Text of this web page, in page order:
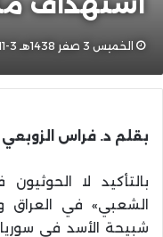
الخميس 3 صفر 1438هـ 3-11-2016م
بقلم د. فراس الزوبعي
بالتأكيد لا
الشعبي» في العراق
شبيحة الأسد في